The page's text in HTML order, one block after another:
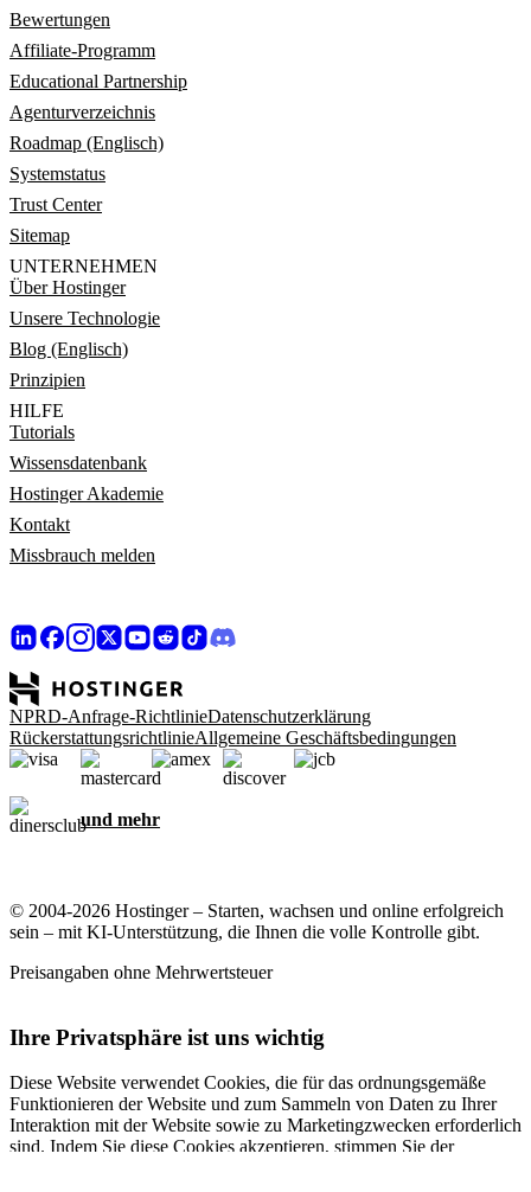
Bewertungen
Affiliate-Programm
Educational Partnership
Agenturverzeichnis
Roadmap (Englisch)
Systemstatus
Trust Center
Sitemap
UNTERNEHMEN
Über Hostinger
Unsere Technologie
Blog (Englisch)
Prinzipien
HILFE
Tutorials
Wissensdatenbank
Hostinger Akademie
Kontakt
Missbrauch melden
NPRD-Anfrage-RichtlinieDatenschutzerklärung
RückerstattungsrichtlinieAllgemeine Geschäftsbedingungen
und mehr
© 2004-2026 Hostinger – Starten, wachsen und online erfolgreich
sein – mit KI-Unterstützung, die Ihnen die volle Kontrolle gibt.
Preisangaben ohne Mehrwertsteuer
Ihre Privatsphäre ist uns wichtig
Diese Website verwendet Cookies, die für das ordnungsgemäße
Funktionieren der Website und zum Sammeln von Daten zu Ihrer
Interaktion mit der Website sowie zu Marketingzwecken erforderlich
sind. Indem Sie diese Cookies akzeptieren, stimmen Sie der